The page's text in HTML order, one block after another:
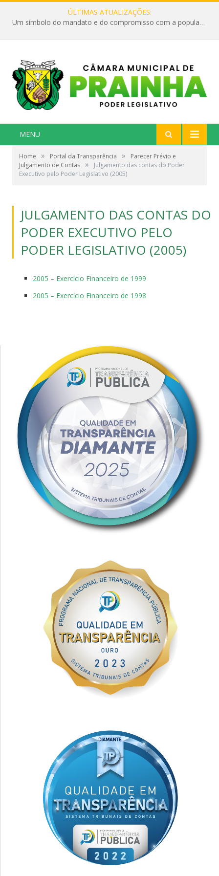
ÚLTIMAS ATUALIZAÇÕES:
Um símbolo do mandato e do compromisso com a população
MENU
Home » Portal da Transparência »
Parecer Prévio e
Julgamento de Contas »
Julgamento das contas do Poder
Executivo pelo Poder Legislativo (2005)
JULGAMENTO DAS CONTAS DO
PODER EXECUTIVO PELO
PODER LEGISLATIVO (2005)
2005 – Exercício Financeiro de 1999
2005 – Exercício Financeiro de 1998